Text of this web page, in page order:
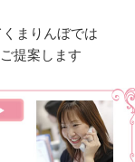
ード風ベビ
まりんぼでは
提案します